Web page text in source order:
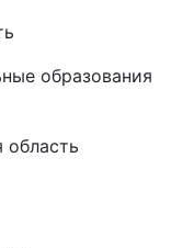
образования